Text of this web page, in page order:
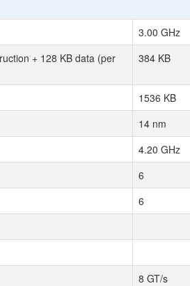
3.00 GHz
+ 128 KB data (per
384 KB
1536 KB
14 nm
4.20 GHz
6
6
8 GT/s